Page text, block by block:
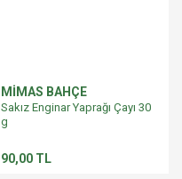
MİMAS BAHÇE
Sakız Enginar Yaprağı Çayı 30
g
90,00 TL